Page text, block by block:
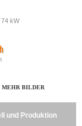
74 kW
MEHR BILDER
und Produktion